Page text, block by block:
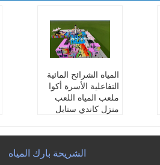
المياه الشرائح المائية
التفاعلية الأسرة أكوا
ملعب المياه اللعب
منزل كاندي ستايل
كاندي ستايل
الشريحة بارك المياه